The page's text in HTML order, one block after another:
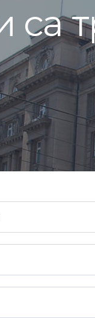
са